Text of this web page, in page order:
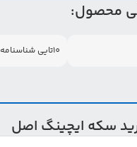
محصول:
10تایی شناسنامه دار, 3تایی, 5تایی, 6تایی, 7تایی, 8تایی, 9تایی, تکی
سکه ایچینگ اصل